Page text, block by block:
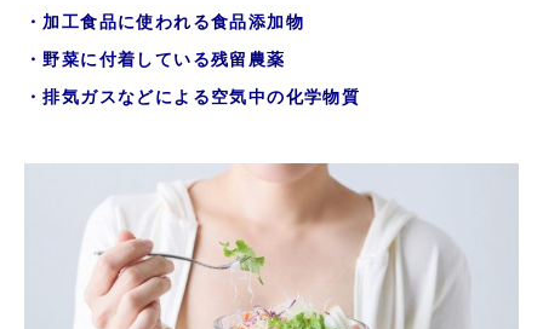
・加工食品に使われる食品添加物
・野菜に付着している残留農薬
・排気ガスなどによる空気中の化学物質